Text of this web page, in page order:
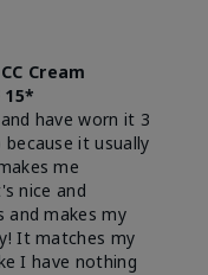
Cream
15*
have worn it 3
it usually
me
nice and
and makes my
It matches my
I have nothing